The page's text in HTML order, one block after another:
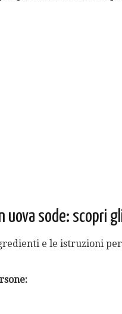
uova sode: scopri
e le istruzioni